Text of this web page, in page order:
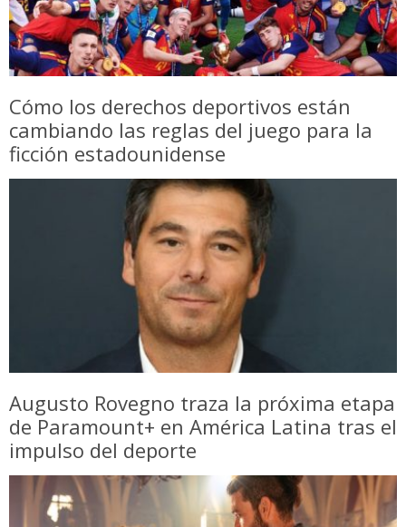
Cómo los derechos deportivos están
cambiando las reglas del juego para la
ficción estadounidense
Augusto Rovegno traza la próxima etapa
de Paramount+ en América Latina tras el
impulso del deporte